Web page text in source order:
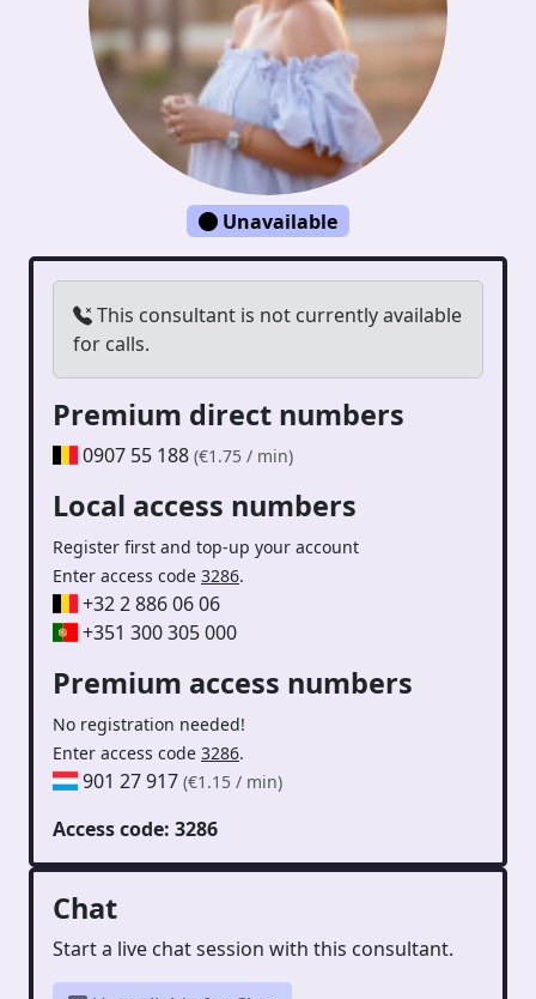
Unavailable
This consultant is not currently available
for calls.
Premium direct numbers
0907 55 188(€1.75 / min)
Local access numbers
Register first and top-up your account
Enter access code 3286.
+32 2 886 06 06
+351 300 305 000
Premium access numbers
No registration needed!
Enter access code 3286.
901 27 917(€1.15 / min)
Access code: 3286
Chat
Start a live chat session with this consultant.